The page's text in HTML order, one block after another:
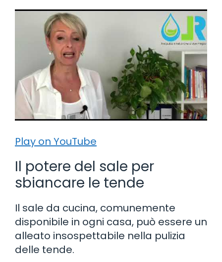
Play on YouTube
Il potere del sale per
sbiancare le tende
Il sale da cucina, comunemente
disponibile in ogni casa, può essere un
alleato insospettabile nella pulizia
delle tende.